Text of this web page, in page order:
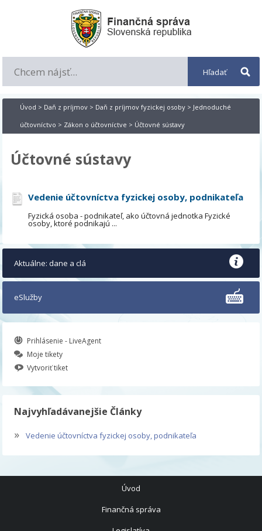
Úvod > Daň z príjmov > Daň z príjmov fyzickej osoby > Jednoduché
účtovníctvo > Zákon o účtovníctve > Účtovné sústavy
Účtovné sústavy
Vedenie účtovníctva fyzickej osoby, podnikateľa
Fyzická osoba - podnikateľ, ako účtovná jednotka Fyzické
osoby, ktoré podnikajú ...
Aktuálne: dane a clá
eSlužby
Prihlásenie - LiveAgent
Moje tikety
Vytvoriť tiket
Najvyhľadávanejšie Články
» Vedenie účtovníctva fyzickej osoby, podnikateľa
Úvod
Finančná správa